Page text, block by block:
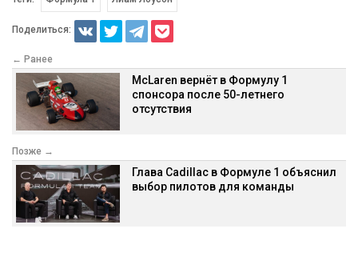
Поделиться:
← Ранее
McLaren вернёт в Формулу 1
спонсора после 50-летнего
отсутствия
Позже →
Глава Cadillac в Формуле 1 объяснил
выбор пилотов для команды